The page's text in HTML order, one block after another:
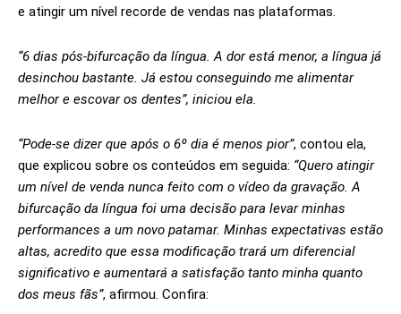
e atingir um nível recorde de vendas nas plataformas.
“6 dias pós-bifurcação da língua. A dor está menor, a língua já
desinchou bastante. Já estou conseguindo me alimentar
melhor e escovar os dentes”, iniciou ela.
“Pode-se dizer que após o 6º dia é menos pior”, contou ela,
que explicou sobre os conteúdos em seguida: “Quero atingir
um nível de venda nunca feito com o vídeo da gravação. A
bifurcação da língua foi uma decisão para levar minhas
performances a um novo patamar. Minhas expectativas estão
altas, acredito que essa modificação trará um diferencial
significativo e aumentará a satisfação tanto minha quanto
dos meus fãs”, afirmou. Confira: